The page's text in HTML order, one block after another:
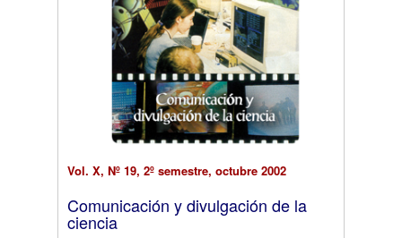
Vol. X, Nº 19, 2º semestre, octubre 2002
Comunicación y divulgación de la
ciencia